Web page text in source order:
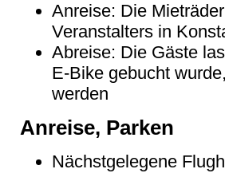
Anreise: Die
Veranstalters in
Abreise: Die Gäste
E-Bike gebucht
werden
Anreise, Parken
Nächstgelegene